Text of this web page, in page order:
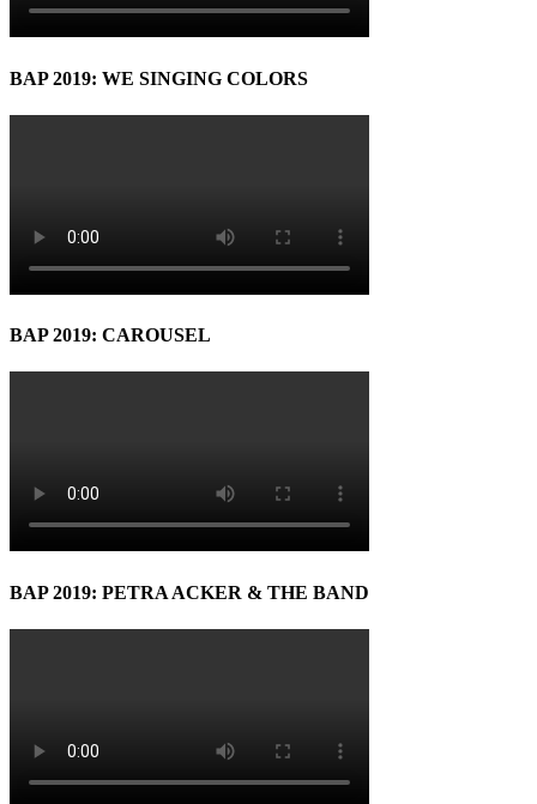
BAP 2019: WE SINGING COLORS
BAP 2019: CAROUSEL
BAP 2019: PETRA ACKER & THE BAND